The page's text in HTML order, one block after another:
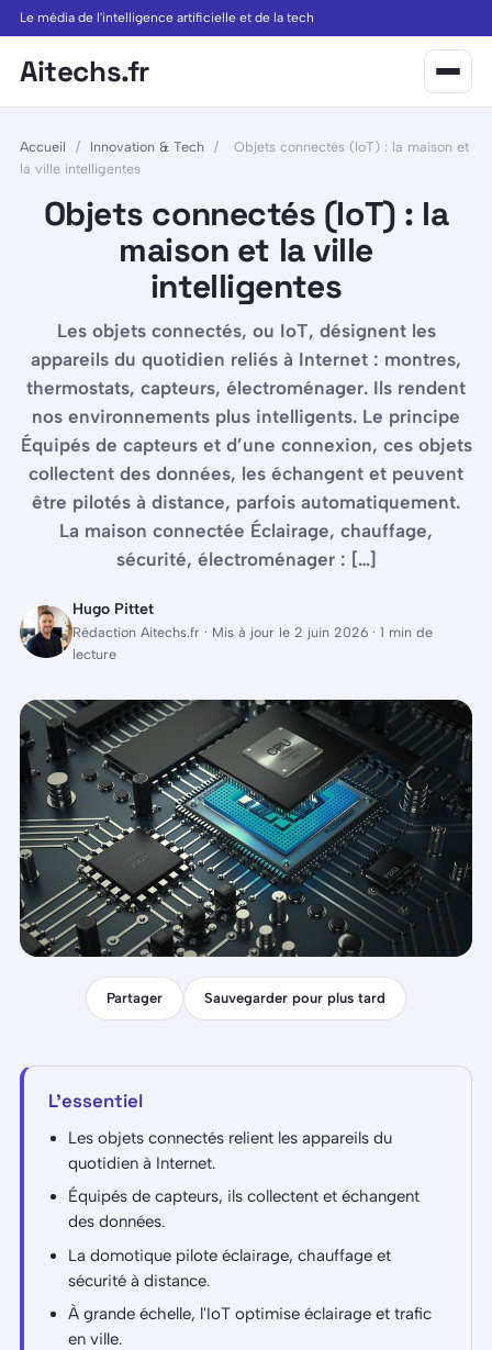
Le média de l'intelligence artificielle et de la tech
Aitechs.fr
Accueil / Innovation & Tech /
Objets connectés (IoT) : la maison et
la ville intelligentes
Objets connectés (IoT) : la
maison et la ville
intelligentes
Les objets connectés, ou IoT, désignent les
appareils du quotidien reliés à Internet : montres,
thermostats, capteurs, électroménager. Ils rendent
nos environnements plus intelligents. Le principe
Équipés de capteurs et d’une connexion, ces objets
collectent des données, les échangent et peuvent
être pilotés à distance, parfois automatiquement.
La maison connectée Éclairage, chauffage,
sécurité, électroménager : […]
Hugo Pittet
Rédaction Aitechs.fr · Mis à jour le 2 juin 2026 · 1 min de
lecture
Partager Sauvegarder pour plus tard
L'essentiel
Les objets connectés relient les appareils du
quotidien à Internet.
Équipés de capteurs, ils collectent et échangent
des données.
La domotique pilote éclairage, chauffage et
sécurité à distance.
À grande échelle, l'IoT optimise éclairage et trafic
en ville.